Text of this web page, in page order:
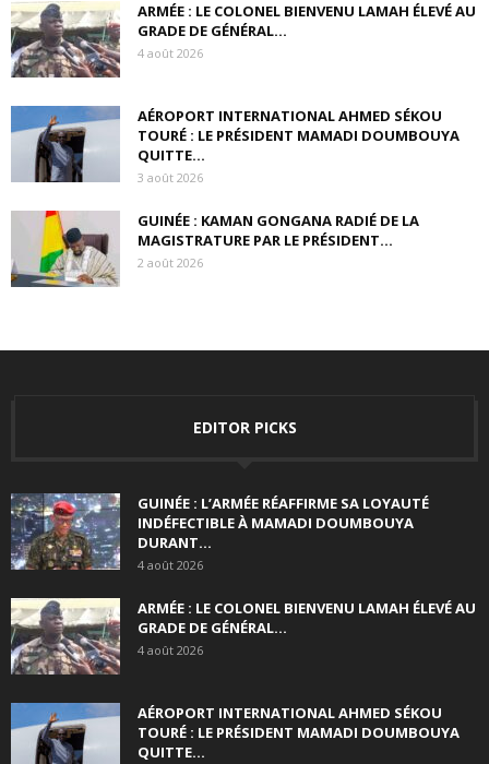
ARMÉE : LE COLONEL BIENVENU LAMAH ÉLEVÉ AU
GRADE DE GÉNÉRAL...
4 août 2026
AÉROPORT INTERNATIONAL AHMED SÉKOU
TOURÉ : LE PRÉSIDENT MAMADI DOUMBOUYA
QUITTE...
3 août 2026
GUINÉE : KAMAN GONGANA RADIÉ DE LA
MAGISTRATURE PAR LE PRÉSIDENT...
2 août 2026
EDITOR PICKS
GUINÉE : L’ARMÉE RÉAFFIRME SA LOYAUTÉ
INDÉFECTIBLE À MAMADI DOUMBOUYA
DURANT...
4 août 2026
ARMÉE : LE COLONEL BIENVENU LAMAH ÉLEVÉ AU
GRADE DE GÉNÉRAL...
4 août 2026
AÉROPORT INTERNATIONAL AHMED SÉKOU
TOURÉ : LE PRÉSIDENT MAMADI DOUMBOUYA
QUITTE...